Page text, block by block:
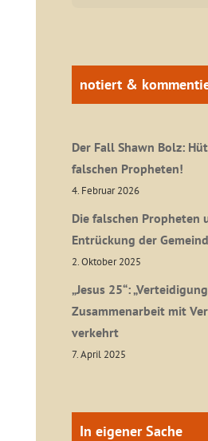
notiert &
Der Fall Shawn Bolz:
falschen Propheten!
4. Februar 2026
Die falschen Propheten
Entrückung der
2. Oktober 2025
„Jesus 25“:
Zusammenarbeit mit
verkehrt
7. April 2025
In eigener Sache